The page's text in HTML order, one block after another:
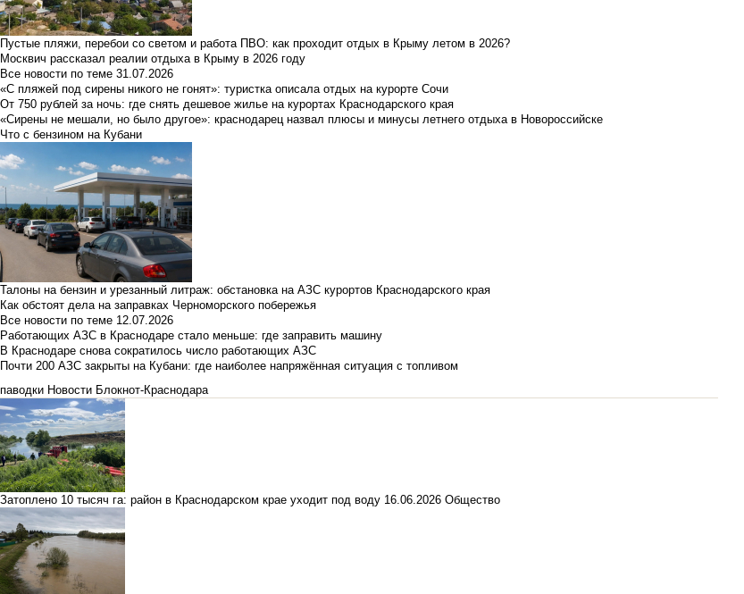
Пустые пляжи, перебои со светом и работа ПВО: как проходит отдых в Крыму летом в 2026?
Москвич рассказал реалии отдыха в Крыму в 2026 году
Все новости по теме 31.07.2026
«С пляжей под сирены никого не гонят»: туристка описала отдых на курорте Сочи
От 750 рублей за ночь: где снять дешевое жилье на курортах Краснодарского края
«Сирены не мешали, но было другое»: краснодарец назвал плюсы и минусы летнего отдыха в Новороссийске
Что с бензином на Кубани
Талоны на бензин и урезанный литраж: обстановка на АЗС курортов Краснодарского края
Как обстоят дела на заправках Черноморского побережья
Все новости по теме 12.07.2026
Работающих АЗС в Краснодаре стало меньше: где заправить машину
В Краснодаре снова сократилось число работающих АЗС
Почти 200 АЗС закрыты на Кубани: где наиболее напряжённая ситуация с топливом
паводки Новости Блокнот-Краснодара
Затоплено 10 тысяч га: район в Краснодарском крае уходит под воду 16.06.2026 Общество